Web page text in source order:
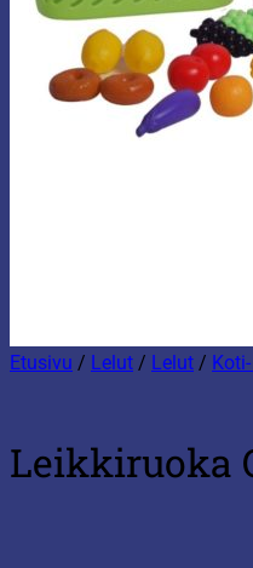
Etusivu / Lelut / Lelut /
Leikkiruoka